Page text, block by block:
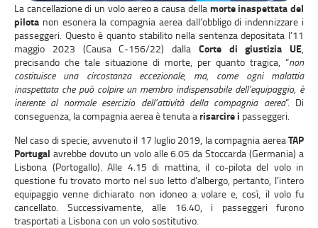
La cancellazione di un volo aereo a causa della morte inaspettata del
pilota non esonera la compagnia aerea dall’obbligo di indennizzare i
passeggeri. Questo è quanto stabilito nella sentenza depositata l’11
maggio 2023 (Causa C-156/22) dalla Corte di giustizia UE,
precisando che tale situazione di morte, per quanto tragica, “non
costituisce una circostanza eccezionale, ma, come ogni malattia
inaspettata che può colpire un membro indispensabile dell’equipaggio, è
inerente al normale esercizio dell’attività della compagnia aerea”. Di
conseguenza, la compagnia aerea è tenuta arisarcire i passeggeri.
Nel caso di specie, avvenuto il 17 luglio 2019, la compagnia aerea TAP
Portugal avrebbe dovuto un volo alle 6.05 da Stoccarda (Germania) a
Lisbona (Portogallo). Alle 4.15 di mattina, il co-pilota del volo in
questione fu trovato morto nel suo letto d’albergo, pertanto, l’intero
equipaggio venne dichiarato non idoneo a volare e, così, il volo fu
cancellato. Successivamente, alle 16.40, i passeggeri furono
trasportati a Lisbona con un volo sostitutivo.